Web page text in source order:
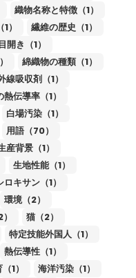
織物名称と特徴（1）
）
繊維の歴史（1）
開き（1）
綿織物の種類（1）
線吸収剤（1）
伝導率（1）
白場汚染（1）
用語（70）
産背景（1）
生地性能（1）
キサン（1）
環境（2）
猫（2）
特定技能外国人（1）
熱伝導性（1）
1）
海洋汚染（1）